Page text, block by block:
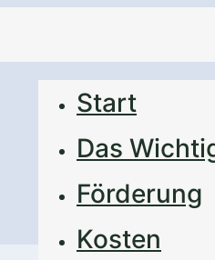
Start
Das
Förderung
Kosten